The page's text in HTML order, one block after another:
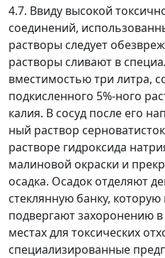
4.7. Ввиду высокой
соединений,
растворы следует
растворы сливают в
вместимостью три литра,
подкисленного 5%-ного
калия. В сосуд после его
ный раствор
растворе гидроксида
малиновой окраски и
осадка. Осадок отделяют
стеклянную банку,
подвергают захоронению
местах для токсических
специализированные